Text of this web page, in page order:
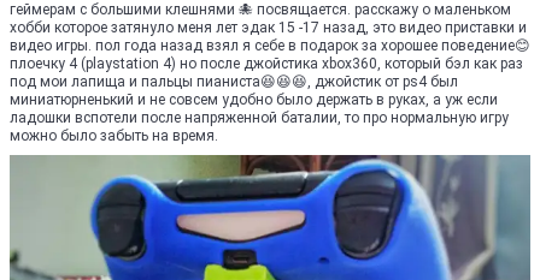
геймерам с большими клешнями 🐙 посвящается. расскажу о маленьком
хобби которое затянуло меня лет эдак 15 -17 назад, это видео приставки и
видео игры. пол года назад взял я себе в подарок за хорошее поведение😊
плоечку 4 (playstation 4) но после джойстика xbox360, который бэл как раз
под мои лапища и пальцы пианиста😆😆😆, джойстик от ps4 был
миниатюрненький и не совсем удобно было держать в руках, а уж если
ладошки вспотели после напряженной баталии, то про нормальную игру
можно было забыть на время.